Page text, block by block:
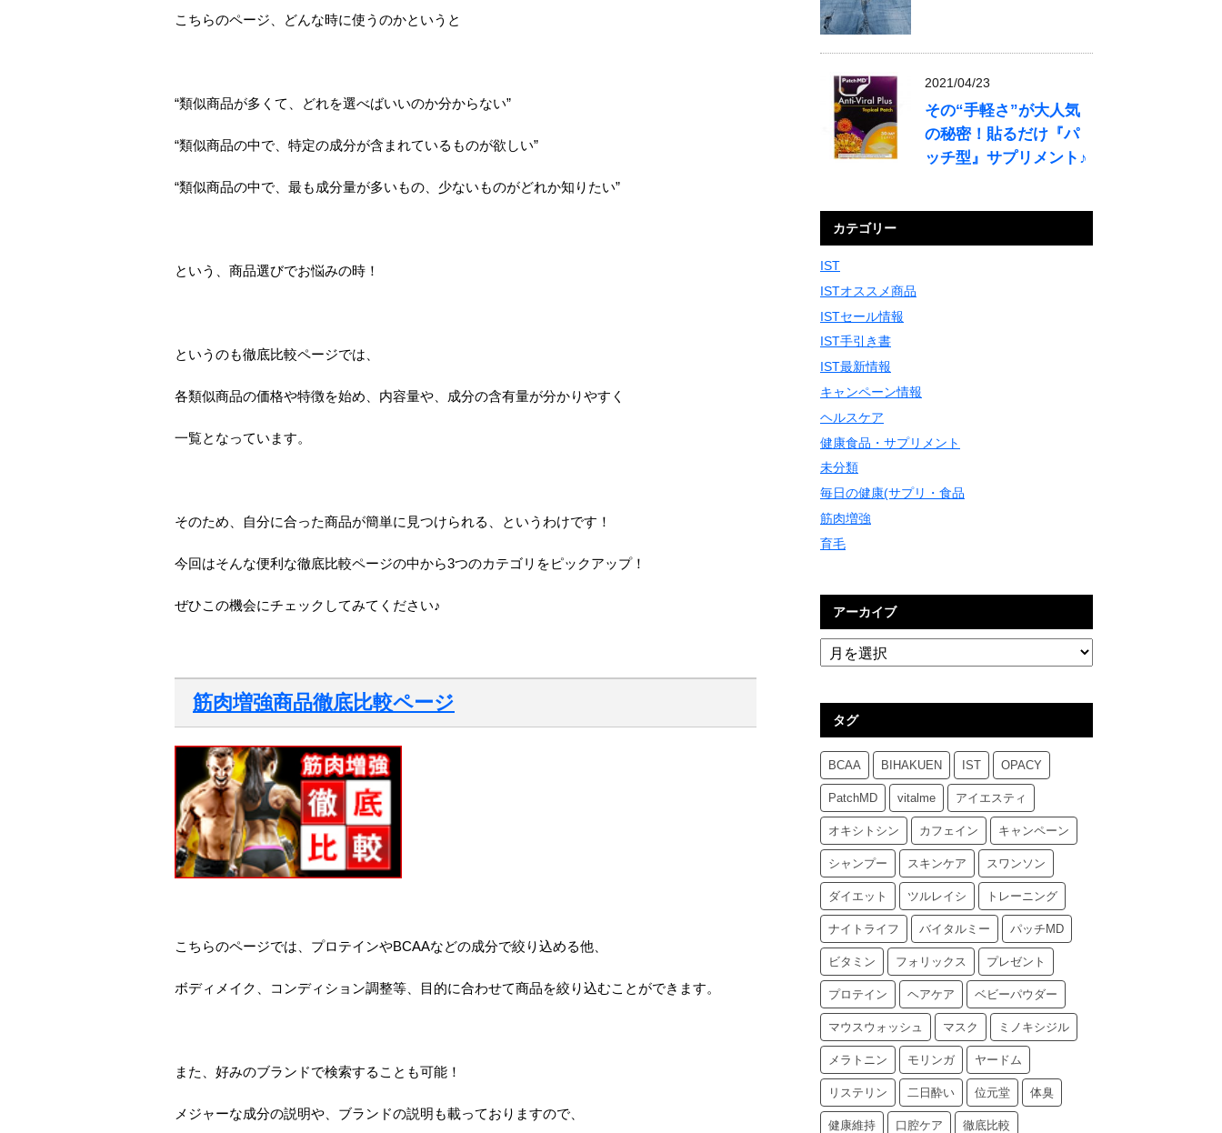
こちらのページ、どんな時に使うのかというと
“類似商品が多くて、どれを選べばいいのか分からない”
“類似商品の中で、特定の成分が含まれているものが欲しい”
“類似商品の中で、最も成分量が多いもの、少ないものがどれか知りたい”
という、商品選びでお悩みの時！
というのも徹底比較ページでは、
各類似商品の価格や特徴を始め、内容量や、成分の含有量が分かりやすく
一覧となっています。
そのため、自分に合った商品が簡単に見つけられる、というわけです！
今回はそんな便利な徹底比較ページの中から3つのカテゴリをピックアップ！
ぜひこの機会にチェックしてみてください♪
筋肉増強商品徹底比較ページ
こちらのページでは、プロテインやBCAAなどの成分で絞り込める他、
ボディメイク、コンディション調整等、目的に合わせて商品を絞り込むことができます。
また、好みのブランドで検索することも可能！
メジャーな成分の説明や、ブランドの説明も載っておりますので、
2021/04/23
その“手軽さ”が大人気
の秘密！貼るだけ『パ
ッチ型』サプリメント♪
カテゴリー
IST
ISTオススメ商品
ISTセール情報
IST手引き書
IST最新情報
キャンペーン情報
ヘルスケア
健康食品・サプリメント
未分類
毎日の健康(サプリ・食品
筋肉増強
育毛
アーカイブ
タグ
BCAA BIHAKUEN IST OPACY
PatchMD vitalme アイエスティ
オキシトシン カフェイン キャンペーン
シャンプー スキンケア スワンソン
ダイエット ツルレイシ トレーニング
ナイトライフ バイタルミー パッチMD
ビタミン フォリックス プレゼント
プロテイン ヘアケア ベビーパウダー
マウスウォッシュ マスク ミノキシジル
メラトニン モリンガ ヤードム
リステリン 二日酔い 位元堂 体臭
健康維持 口腔ケア 徹底比較